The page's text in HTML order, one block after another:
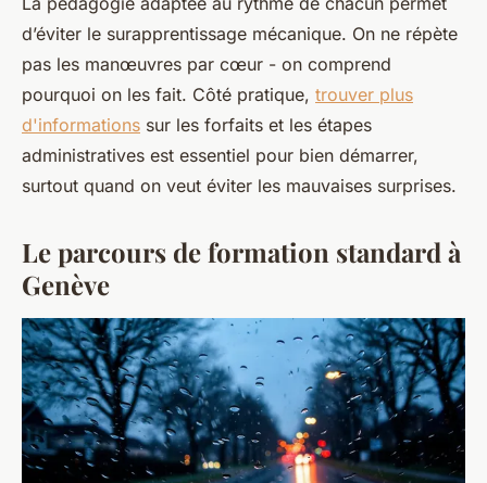
d’éviter le surapprentissage mécanique. On ne répète
pas les manœuvres par cœur - on comprend
pourquoi on les fait. Côté pratique, trouver plus
d'informations sur les forfaits et les étapes
administratives est essentiel pour bien démarrer,
surtout quand on veut éviter les mauvaises surprises.
Le parcours de formation standard à
Genève